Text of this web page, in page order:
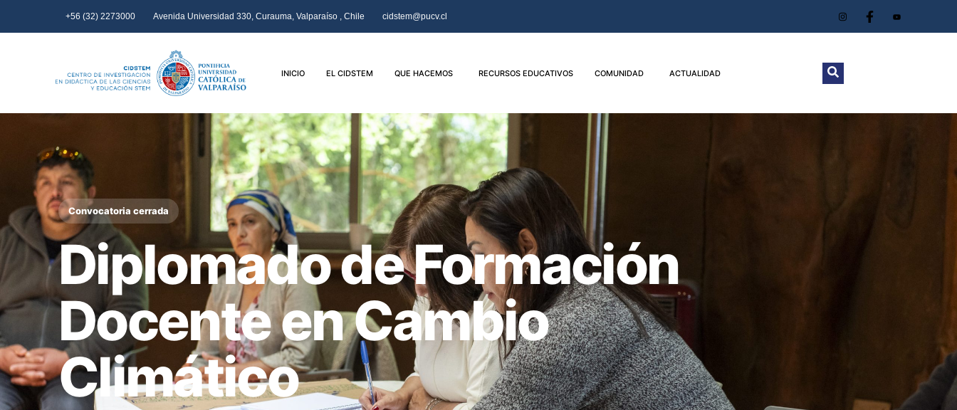
+56 (32) 2273000 Avenida Universidad 330, Curauma, Valparaíso , Chile cidstem@pucv.cl
INICIO EL CIDSTEM QUE HACEMOS RECURSOS EDUCATIVOS COMUNIDAD ACTUALIDAD
Convocatoria cerrada
Diplomado de Formación
Docente en Cambio
Climático